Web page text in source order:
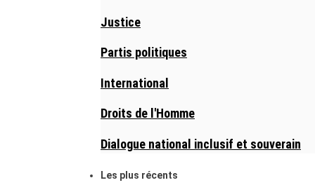
Justice
Partis politiques
International
Droits de l'Homme
Dialogue national inclusif et souverain
Les plus récents